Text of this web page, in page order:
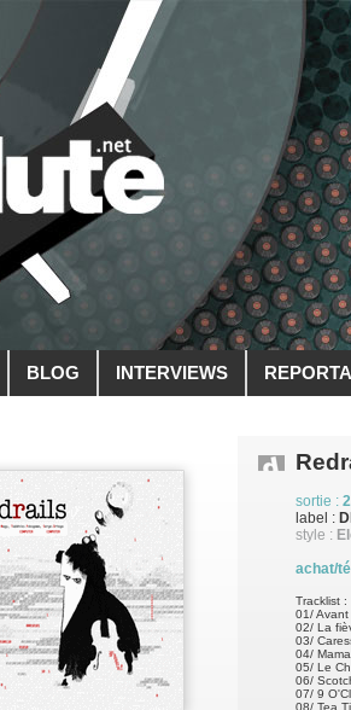
BLOG INTERVIEWS
sortie :
label :
style :
achat/
Tracklist :
01/
02/ La
03/
04/
05/ Le
06/
07/ 9
08/ Tea